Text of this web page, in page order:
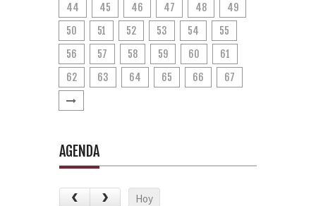
44
45 46 47 48
49
50
51 52 53 54
55
56
57 58 59 60
61
62
63 64 65 66 67
AGENDA
Hoy